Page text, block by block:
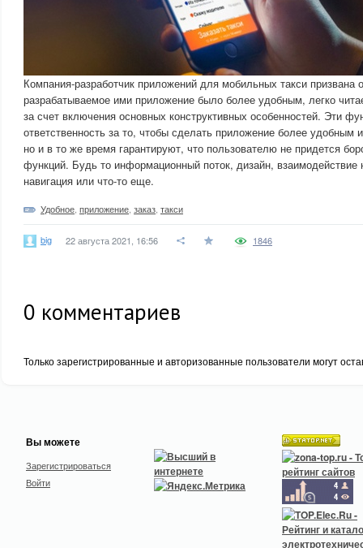
Компания-разработчик приложений для мобильных такси призвана
разрабатываемое ими приложение было более удобным, легко
за счет включения основных конструктивных особенностей. Эти
ответственность за то, чтобы сделать приложение более удобным
но и в то же время гарантируют, что пользователю не придется
функций. Будь то информационный поток, дизайн, взаимодействие
навигация или что-то еще.
Удобное приложение заказ такси
big 22 августа 2021, 16:56 1846
0 комментариев
Только зарегистрированные и авторизованные пользователи могут
Вы можете
Зарегистрироваться
Войти